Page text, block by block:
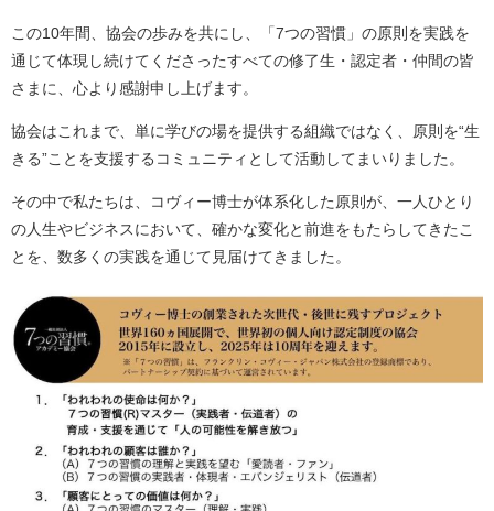
この10年間、協会の歩みを共にし、「7つの習慣」の原則を実践を
通じて体現し続けてくださったすべての修了生・認定者・仲間の皆
さまに、心より感謝申し上げます。
協会はこれまで、単に学びの場を提供する組織ではなく、原則を“生
きる”ことを支援するコミュニティとして活動してまいりました。
その中で私たちは、コヴィー博士が体系化した原則が、一人ひとり
の人生やビジネスにおいて、確かな変化と前進をもたらしてきたこ
とを、数多くの実践を通じて見届けてきました。